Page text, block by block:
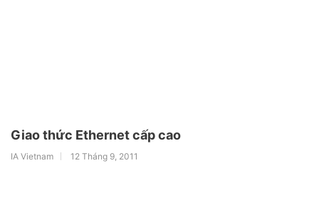
Giao thức Ethernet cấp cao
IA Vietnam 12 Tháng 9, 2011